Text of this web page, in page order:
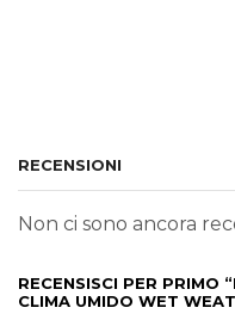
RECENSIONI
Non ci sono ancora
RECENSISCI PER PRIMO
CLIMA UMIDO WET